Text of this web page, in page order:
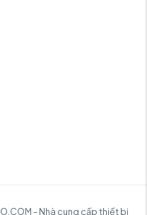
- Nhà cung cấp thiết bị